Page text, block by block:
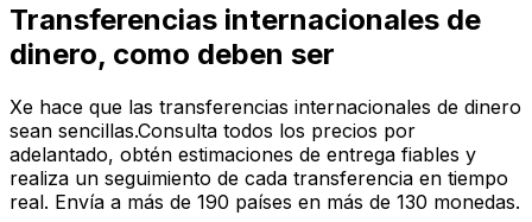
Transferencias internacionales de
dinero, como deben ser
Xe hace que las transferencias internacionales de dinero
sean sencillas.Consulta todos los precios por
adelantado, obtén estimaciones de entrega fiables y
realiza un seguimiento de cada transferencia en tiempo
real. Envía a más de 190 países en más de 130 monedas.